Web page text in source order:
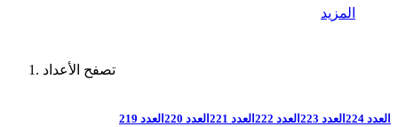
المزيد
تصفح الأعداد
العدد 224 العدد 223 العدد 222 العدد 221 العدد 220 العدد 219